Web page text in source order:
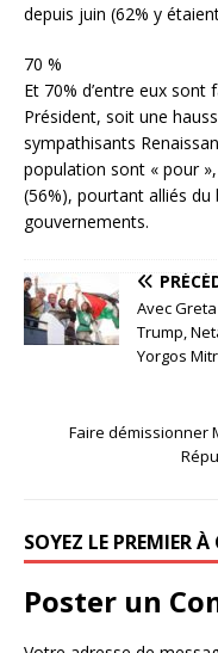
depuis juin (62% y
70 %
Et 70% d’entre eux
Président, soit une
sympathisants
population sont « pour
(56%), pourtant alliés
gouvernements.
Avec
Trump,
Yorgos
Faire démissionner
SOYEZ LE PREMIER
Poster un